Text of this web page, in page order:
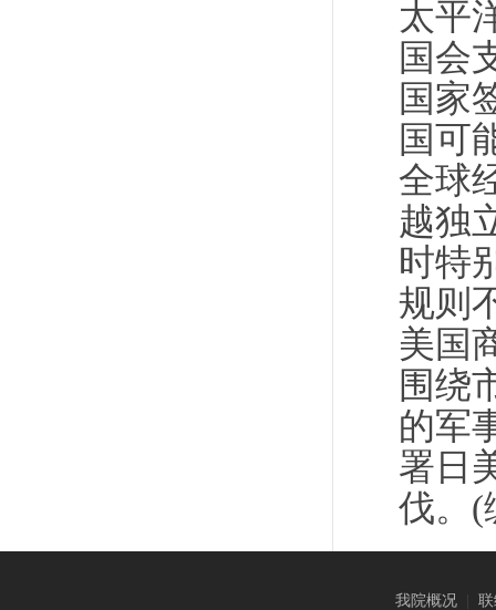
太平
国会
国家
国可
全球
越独
时特
规则
美国
围绕
的军
署日
伐。(
我院概况